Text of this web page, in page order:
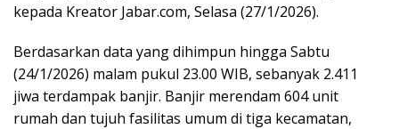
kepada Kreator Jabar.com, Selasa (27/1/2026).
Berdasarkan data yang dihimpun hingga Sabtu
(24/1/2026) malam pukul 23.00 WIB, sebanyak 2.411
jiwa terdampak banjir. Banjir merendam 604 unit
rumah dan tujuh fasilitas umum di tiga kecamatan,